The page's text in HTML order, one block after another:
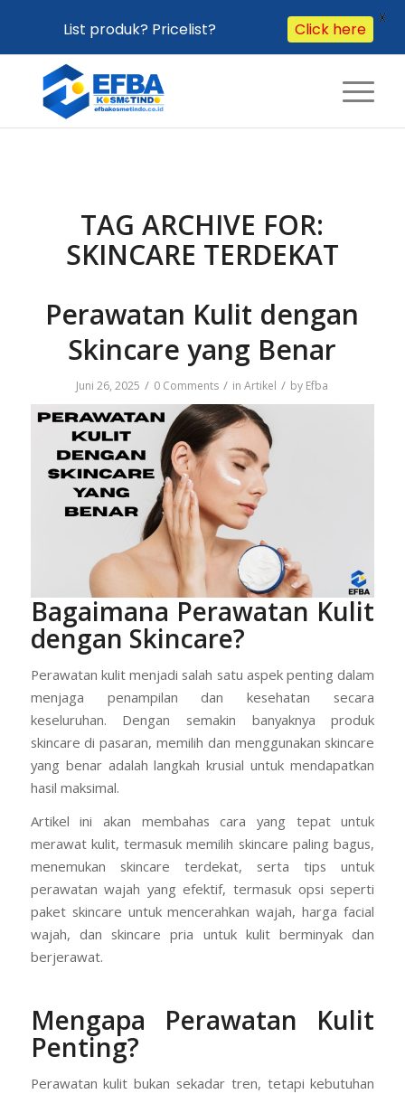
TAG ARCHIVE FOR:
SKINCARE TERDEKAT
Perawatan Kulit dengan
Skincare yang Benar
Juni 26, 2025 / 0 Comments / inArtikel / by Efba
Bagaimana Perawatan Kulit
dengan Skincare?
Perawatan kulit menjadi salah satu aspek penting dalam
menjaga penampilan dan kesehatan secara
keseluruhan. Dengan semakin banyaknya produk
skincare di pasaran, memilih dan menggunakan skincare
yang benar adalah langkah krusial untuk mendapatkan
hasil maksimal.
Artikel ini akan membahas cara yang tepat untuk
merawat kulit, termasuk memilih skincare paling bagus,
menemukan skincare terdekat, serta tips untuk
perawatan wajah yang efektif, termasuk opsi seperti
paket skincare untuk mencerahkan wajah, harga facial
wajah, dan skincare pria untuk kulit berminyak dan
berjerawat.
Mengapa Perawatan Kulit
Penting?
Perawatan kulit bukan sekadar tren, tetapi kebutuhan
List produk? Pricelist? Click here X